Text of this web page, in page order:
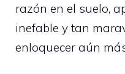
razón en el suelo,
inefable y tan
enloquecer aún